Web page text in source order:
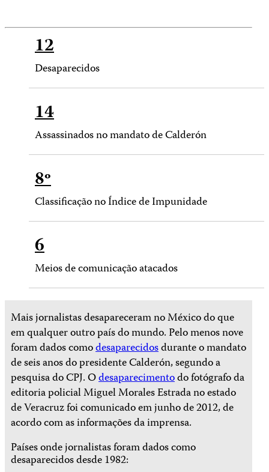
12
Desaparecidos
14
Assassinados no mandato de Calderón
8º
Classificação no Índice de Impunidade
6
Meios de comunicação atacados
Mais jornalistas desapareceram no México do que
em qualquer outro país do mundo. Pelo menos nove
foram dados comodesaparecidosdurante o mandato
de seis anos do presidente Calderón, segundo a
pesquisa do CPJ. Odesaparecimentodo fotógrafo da
editoria policial Miguel Morales Estrada no estado
de Veracruz foi comunicado em junho de 2012, de
acordo com as informações da imprensa.
Países onde jornalistas foram dados como
desaparecidos desde 1982: